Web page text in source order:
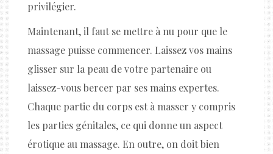
privilégier.
Maintenant, il faut se mettre à nu pour que le
massage puisse commencer. Laissez vos mains
glisser sur la peau de votre partenaire ou
laissez-vous bercer par ses mains expertes.
Chaque partie du corps est à masser y compris
les parties génitales, ce qui donne un aspect
érotique au massage. En outre, on doit bien